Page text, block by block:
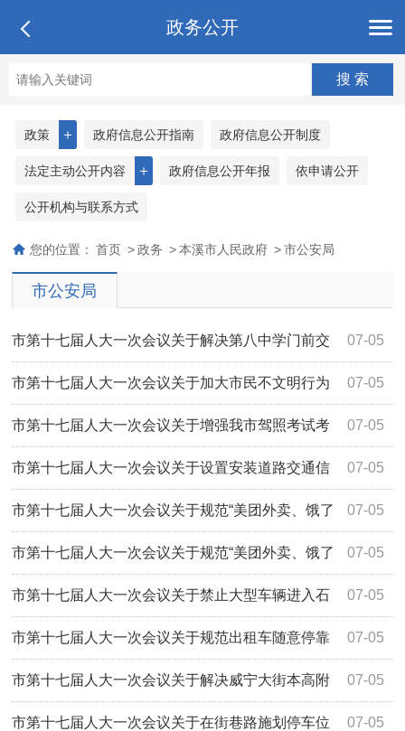
政务公开
＋
政策 政府信息公开指南 政府信息公开制度
＋
法定主动公开内容 政府信息公开年报 依申请公开
公开机构与联系方式
您的位置： 首页 > 政务 > 本溪市人民政府 > 市公安局
市公安局
07-05
市第十七届人大一次会议关于解决第八中学门前交
通隐患的建议（1200号）办理情况的答复 07-05
市第十七届人大一次会议关于加大市民不文明行为
处罚的建议（1183号）办理情况的答复 07-05
市第十七届人大一次会议关于增强我市驾照考试考
场能力的建议（1162号）办理情况的答复 07-05
市第十七届人大一次会议关于设置安装道路交通信
号灯的建议（1154号）办理情况的答复 07-05
市第十七届人大一次会议关于规范“美团外卖、饿了
么”等外卖平台的建议（1153号）办理情... 07-05
市第十七届人大一次会议关于规范“美团外卖、饿了
么”等外卖平台的建议（1150号）办理情... 07-05
市第十七届人大一次会议关于禁止大型车辆进入石
桥子木兰路居民区穿行的建议（1144号）办... 07-05
市第十七届人大一次会议关于规范出租车随意停靠
的建议（1126号）办理情况的答复 07-05
市第十七届人大一次会议关于解决威宁大街本高附
属学校周边交通安全问题的建议（1112号）... 07-05
市第十七届人大一次会议关于在街巷路施划停车位